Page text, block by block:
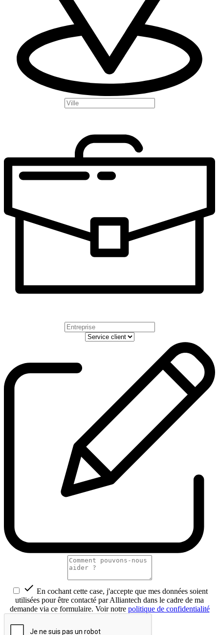
 En cochant cette case, j'accepte que mes données soient
utilisées pour être contacté par Alliantech dans le cadre de ma
demande via ce formulaire. Voir notre politique de confidentialité